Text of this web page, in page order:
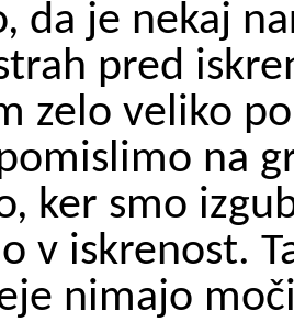
da je nekaj
pred
zelo veliko
na
ker smo
v iskrenost.
nimajo